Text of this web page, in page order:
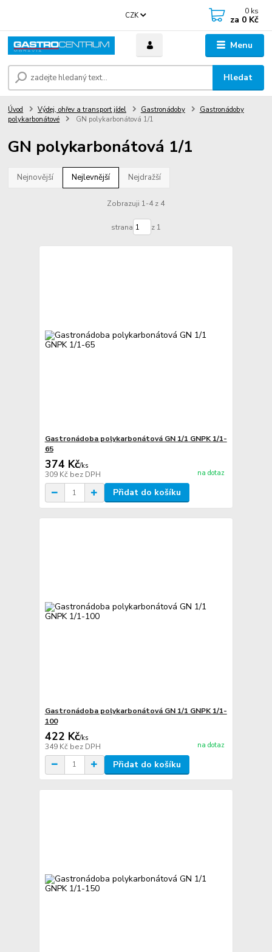
Menu
CZK
Hledat
0 ks
za 0 Kč
Úvod Výdej, ohřev a transport jídel Gastronádoby
Gastronádoby
polykarbonátové
GN polykarbonátová 1/1
GN polykarbonátová 1/1
Nejnovější Nejlevnější Nejdražší
Zobrazuji 1-4 z 4
strana z 1
Gastronádoba polykarbonátová GN 1/1 GNPK 1/1-
65
374 Kč/ks
309 Kč bez DPH na dotaz
Přidat do košíku
Gastronádoba polykarbonátová GN 1/1 GNPK 1/1-
100
422 Kč/ks
349 Kč bez DPH na dotaz
Přidat do košíku